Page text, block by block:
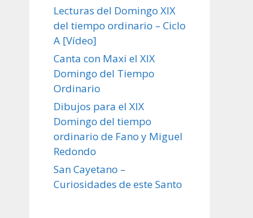
Lecturas del Domingo XIX
del tiempo ordinario – Ciclo
A [Vídeo]
Canta con Maxi el XIX
Domingo del Tiempo
Ordinario
Dibujos para el XIX
Domingo del tiempo
ordinario de Fano y Miguel
Redondo
San Cayetano –
Curiosidades de este Santo